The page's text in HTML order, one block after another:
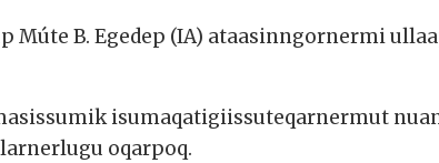
Múte B. Egedep (IA) ataasinngornermi
isumaqatigiissuteqarnermut
oqarpoq.